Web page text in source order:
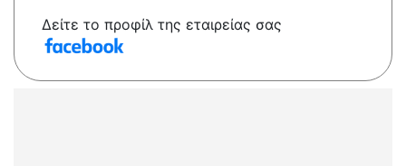
Δείτε το προφίλ της εταιρείας σας